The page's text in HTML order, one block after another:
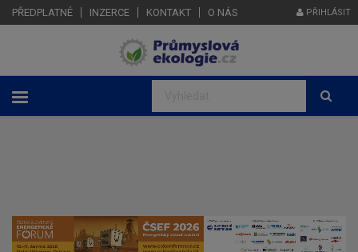
PŘEDPLATNÉ INZERCE KONTAKT O NÁS PŘIHLÁSIT